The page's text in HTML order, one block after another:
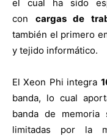
el cual ha sido
con cargas de
también el primero
y tejido informático.
El Xeon Phi integra
banda, lo cual
banda de memoria
limitadas por la